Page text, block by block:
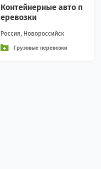
Контейнерные авто п
еревозки
Россия, Новороссийск
Грузовые перевозки